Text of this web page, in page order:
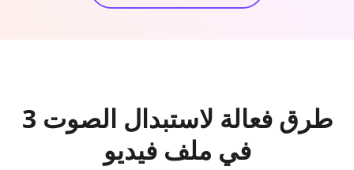
3 طرق فعالة لاستبدال الصوت
في ملف فيديو